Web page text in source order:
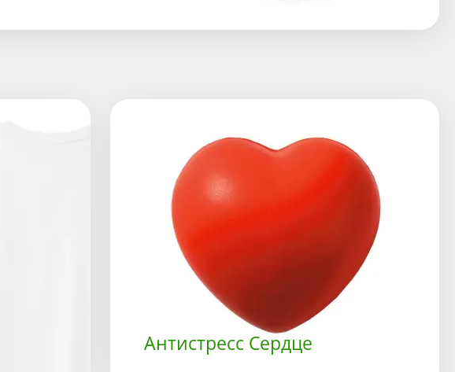
Антистресс Сердце